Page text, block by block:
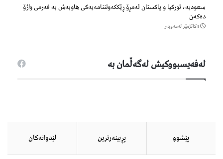
سعودیە، تورکیا و پاکستان ئەمڕۆ ڕێککەوتننامەیەکی هاوبەش بە فەرمی واژۆ
دەکەن
4كاتژمێر لەمەوبەر
لەفەیسبووكیش لەگەڵمان بە
پێشوو پڕبینەرترین لێدوانەكان